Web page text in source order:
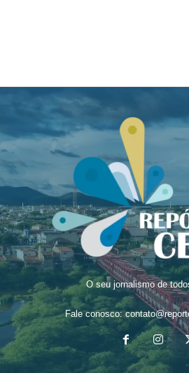
O seu jornalismo de
Fale conosco: